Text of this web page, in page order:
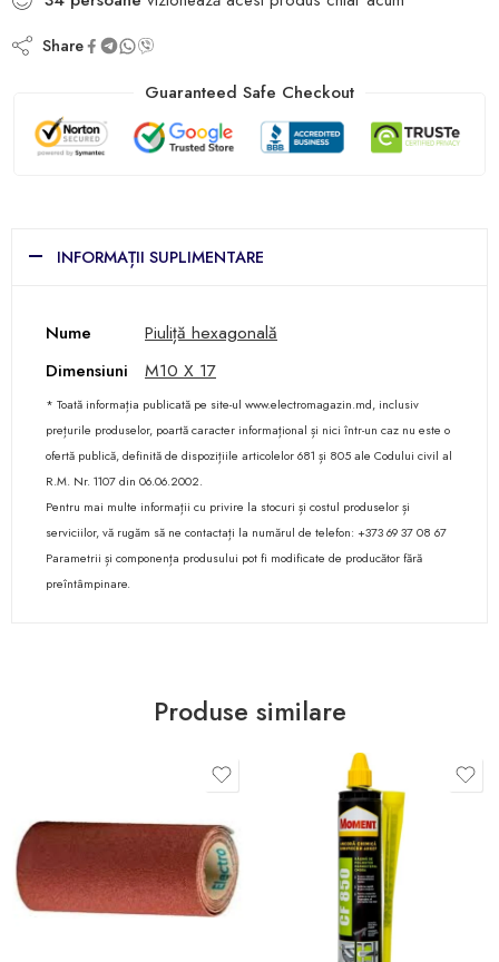
Share
Guaranteed Safe Checkout
INFORMAȚII SUPLIMENTARE
Nume
Piuliță hexagonală
Dimensiuni
M10 X 17
* Toată informația publicată pe site-ul www.electromagazin.md, inclusiv
prețurile produselor, poartă caracter informațional și nici într-un caz nu este o
ofertă publică, definită de dispozițiile articolelor 681 și 805 ale Codului civil al
R.M. Nr. 1107 din 06.06.2002.
Pentru mai multe informații cu privire la stocuri și costul produselor și
serviciilor, vă rugăm să ne contactați la numărul de telefon: +373 69 37 08 67
Parametrii și componența produsului pot fi modificate de producător fără
preîntâmpinare.
Produse similare